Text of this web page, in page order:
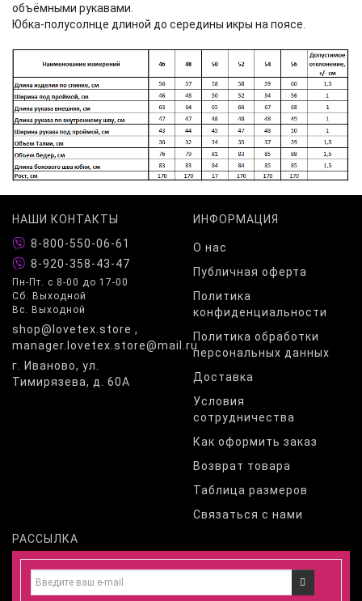
объёмными рукавами.
Юбка-полусолнце длиной до середины икры на поясе.
НАШИ КОНТАКТЫ
8-800-550-06-61
8-920-358-43-47
Пн-Пт. с 8-00 до 17-00
Сб. Выходной
Вс. Выходной
shop@lovetex.store ,
manager.lovetex.store@mail.ru
г. Иваново, ул.
Тимирязева, д. 60А
ИНФОРМАЦИЯ
О нас
Публичная оферта
Политика
конфиденциальности
Политика обработки
персональных данных
Доставка
Условия
сотрудничества
Как оформить заказ
Возврат товара
Таблица размеров
Связаться с нами
РАССЫЛКА